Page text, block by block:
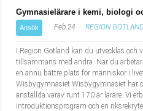
Gymnasielärare i kemi, biologi
Ansök Feb 24 REGION GOTLAND
I Region Gotland kan du utvecklas och
tillsammans med andra. När du
en ännu bättre plats för människor i
Wisbygymnasiet Wisbygymnasiet har
anställda varav runt 170 är lärare. Vi
introduktionsprogram och en